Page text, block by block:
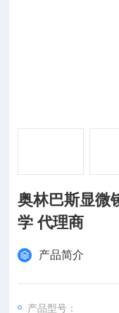
奥林巴斯显微
学 代理商
产品简介
产品型号：